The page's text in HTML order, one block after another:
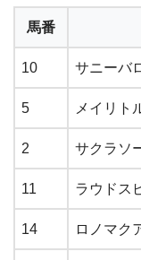
馬番
10 サニーバ
5 メイリト
2 サクラソ
11 ラウドス
14 ロノマク